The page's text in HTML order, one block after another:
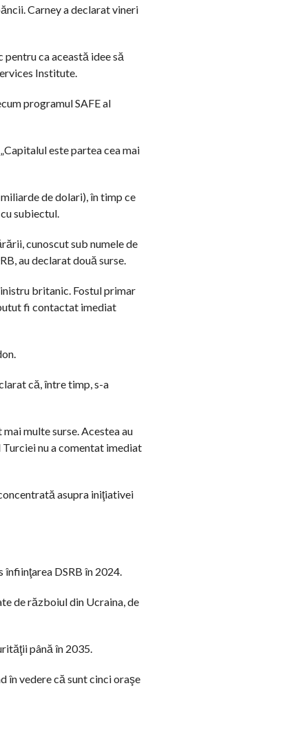
Carney a declarat vineri
ca această idee să
Institute.
programul SAFE al
este partea cea mai
de dolari), în timp ce
subiectul.
cunoscut sub numele de
au declarat două surse.
britanic. Fostul primar
fi contactat imediat
că, între timp, s-a
multe surse. Acestea au
nu a comentat imediat
asupra iniţiativei
DSRB în 2024.
de războiul din Ucraina, de
până în 2035.
în vedere că sunt cinci oraşe